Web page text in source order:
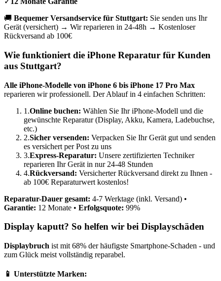
🚚 Bequemer Versandservice für Stuttgart: Sie senden uns Ihr
Gerät (versichert) → Wir reparieren in 24-48h → Kostenloser
Rückversand ab 100€
Wie funktioniert die iPhone Reparatur für Kunden
aus Stuttgart?
Alle iPhone-Modelle von iPhone 6 bis iPhone 17 Pro Max
reparieren wir professionell. Der Ablauf in 4 einfachen Schritten:
1.Online buchen: Wählen Sie Ihr iPhone-Modell und die
gewünschte Reparatur (Display, Akku, Kamera, Ladebuchse,
etc.)
2.Sicher versenden: Verpacken Sie Ihr Gerät gut und senden
es versichert per Post zu uns
3.Express-Reparatur: Unsere zertifizierten Techniker
reparieren Ihr Gerät in nur 24-48 Stunden
4.Rückversand: Versicherter Rückversand direkt zu Ihnen -
ab 100€ Reparaturwert kostenlos!
Reparatur-Dauer gesamt: 4-7 Werktage (inkl. Versand) •
Garantie: 12 Monate • Erfolgsquote: 99%
Display kaputt? So helfen wir bei Displayschäden
Displaybruch ist mit 68% der häufigste Smartphone-Schaden - und
zum Glück meist vollständig reparabel.
📱 Unterstützte Marken: